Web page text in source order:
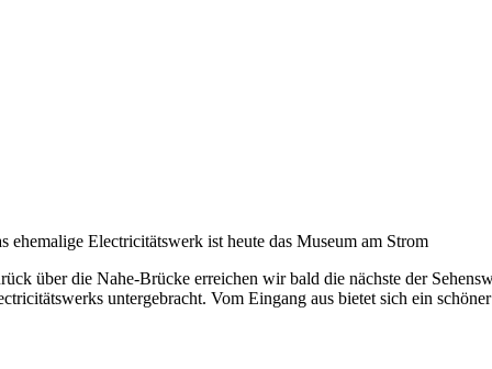
ehemalige Electricitätswerk ist heute das Museum am Strom
über die Nahe-Brücke erreichen wir bald die nächste der
untergebracht. Vom Eingang aus bietet sich ein